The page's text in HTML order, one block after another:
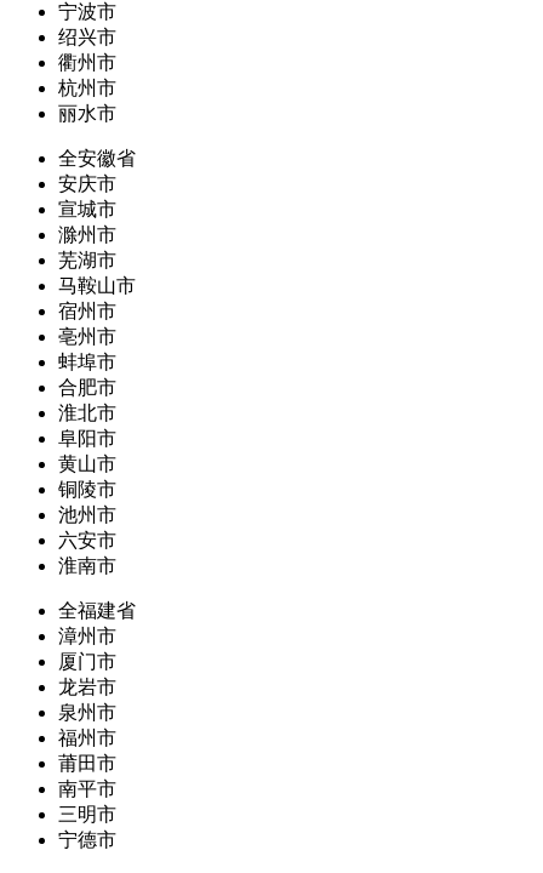
宁波市
绍兴市
衢州市
杭州市
丽水市
全安徽省
安庆市
宣城市
滁州市
芜湖市
马鞍山市
宿州市
亳州市
蚌埠市
合肥市
淮北市
阜阳市
黄山市
铜陵市
池州市
六安市
淮南市
全福建省
漳州市
厦门市
龙岩市
泉州市
福州市
莆田市
南平市
三明市
宁德市